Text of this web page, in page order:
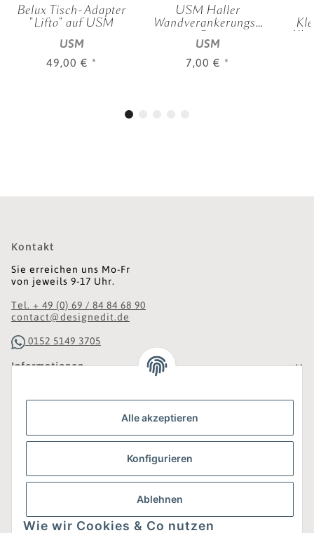
Alle akzeptieren
Konfigurieren
Ablehnen
Wie wir Cookies & Co nutzen
Belux Tisch-Adapter
"Lifto" auf USM
USM
49,00 € *
USM Haller
Wandverankerungs-
Set
USM
7,00 € *
Kontakt
Sie erreichen uns Mo-Fr
von jeweils 9-17 Uhr.
Tel. + 49 (0) 69 / 84 84 68 90
contact@designedit.de
0152 5149 3705
Informationen
Gesetzliche Informationen
Was ist DesignEdit_?
Eine Online-Boutique für individuelles Design.
Ausgewählte Designer-Möbel und Accessoires, neue und
gebrauchte Designklassiker, die Entdeckung
unbekannter Manufakturen und Interior-Schätze aus
aller Welt sowie ein Blogazine mit jeder Menge
Inspiration.